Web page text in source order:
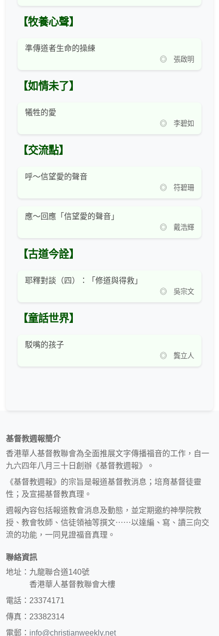
【牧養心聲】
準傳道者生命的操練
◎ 張啟明
【如情未了】
犧牲的愛
◎ 李碧如
【交流點】
呼～信望愛的聲音
◎ 符碧珊
應～回應「信望愛的聲音」
◎ 戴浩輝
【古道今詮】
耶釋對談（四）：「修道與得救」
◎ 吳宗文
【童話世界】
駁嘴的孩子
◎ 龔立人
基督教週報簡介
香港華人基督教聯會為全面推展文字傳播福音的工作，自一
九六四年八月三十日創辦《基督教週報》。
《基督教週報》的宗旨是報道基督教消息；培育基督徒靈
性；及宣揚基督教真理。
週報內容包括報道教會消息及動態，並定期邀約神學院教
授、教會牧師、信徒領袖等撰文⋯⋯以達編、寫、讀三向交
流的功能，一同見證福音真理。
聯絡資訊
地址：九龍聯合道140號
香港華人基督教聯會大樓
電話：23374171
傳真：23382314
電郵： info@christianweekly.net